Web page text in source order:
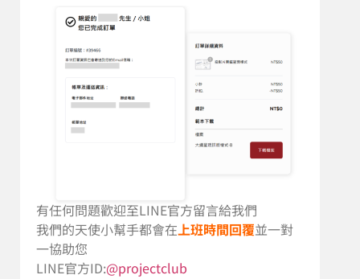
有任何問題歡迎至LINE官方留言給我們
我們的天使小幫手都會在上班時間回覆並一對
一協助您
LINE官方ID:@projectclub